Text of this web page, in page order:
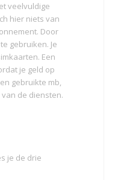
veelvuldige
hier niets van
Door
gebruiken. Je
Een
je geld op
gebruikte mb,
de diensten.
je de drie